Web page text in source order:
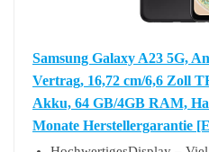
Samsung Galaxy A23 5G,
Vertrag, 16,72 cm/6,6 Zoll
Akku, 64 GB/4GB RAM,
Monate Herstellergarantie